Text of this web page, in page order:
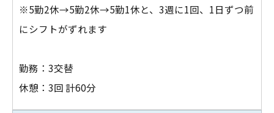
※5勤2休→5勤2休→5勤1休と、3週に1回、1日ずつ前
にシフトがずれます
勤務：3交替
休憩：3回 計60分